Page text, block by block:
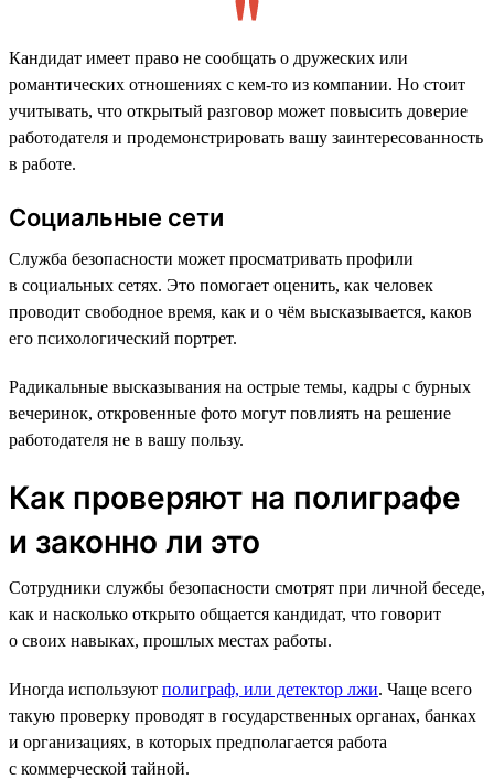
Кандидат имеет право не сообщать о дружеских или
романтических отношениях с кем-то из компании. Но стоит
учитывать, что открытый разговор может повысить доверие
работодателя и продемонстрировать вашу заинтересованность
в работе.
Социальные сети
Служба безопасности может просматривать профили
в социальных сетях. Это помогает оценить, как человек
проводит свободное время, как и о чём высказывается, каков
его психологический портрет.
Радикальные высказывания на острые темы, кадры с бурных
вечеринок, откровенные фото могут повлиять на решение
работодателя не в вашу пользу.
Как проверяют на полиграфе
и законно ли это
Сотрудники службы безопасности смотрят при личной беседе,
как и насколько открыто общается кандидат, что говорит
о своих навыках, прошлых местах работы.
Иногда используют полиграф, или детектор лжи. Чаще всего
такую проверку проводят в государственных органах, банках
и организациях, в которых предполагается работа
с коммерческой тайной.